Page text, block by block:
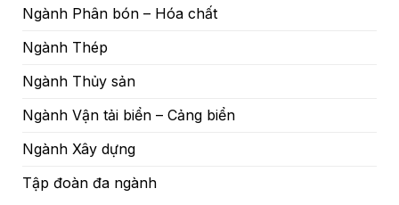
Ngành Phân bón – Hóa chất
Ngành Thép
Ngành Thủy sản
Ngành Vận tải biển – Cảng biển
Ngành Xây dựng
Tập đoàn đa ngành